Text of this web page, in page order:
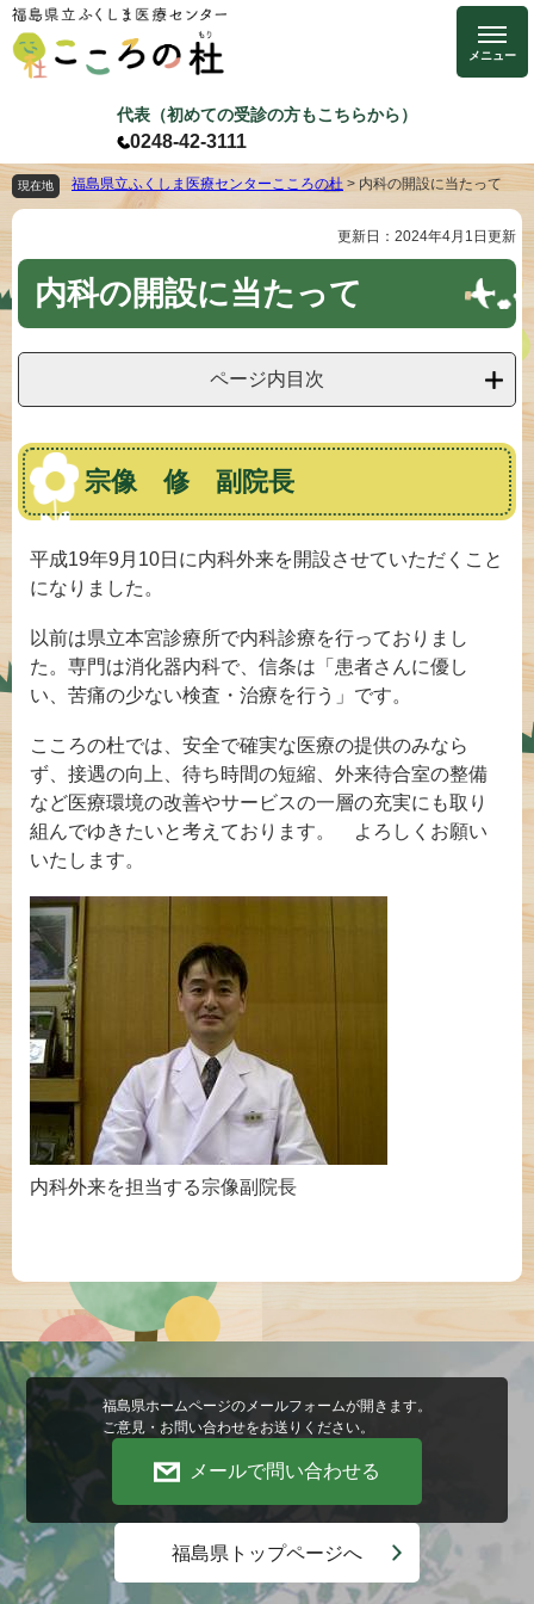
ペ
ー
で
す
。
メ
ニ
ば
し
て
本
文
へ
代表（初めての受診の方もこちらから）
0248-42-3111
現在地 福島県立ふくしま医療センターこころの杜 > 内科の開設に当たって
文
更新日：2024年4月1日更新
内科の開設に当たって
ページ内目次
宗像 修 副院長
平成19年9月10日に内科外来を開設させていただくこと
になりました。
以前は県立本宮診療所で内科診療を行っておりまし
た。専門は消化器内科で、信条は「患者さんに優し
い、苦痛の少ない検査・治療を行う」です。
こころの杜では、安全で確実な医療の提供のみなら
ず、接遇の向上、待ち時間の短縮、外来待合室の整備
など医療環境の改善やサービスの一層の充実にも取り
組んでゆきたいと考えております。 よろしくお願い
いたします。
内科外来を担当する宗像副院長
福島県ホームページのメールフォームが開きます。
ご意見・お問い合わせをお送りください。
メールで問い合わせる
福島県トップページへ